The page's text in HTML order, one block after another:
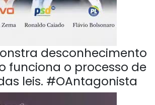
desconhecimento
funciona o processo de
leis. #OAntagonista